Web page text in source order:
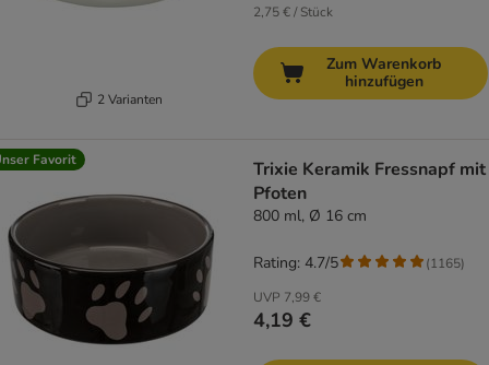
2 Varianten
2,75 € / Stück
Zum Warenkorb
hinzufügen
Favorit
Trixie Keramik Fressnapf mit
Pfoten
800 ml, Ø 16 cm
UVP 7,99 €
4,19 €
Rating: 4.7/5 (1165)